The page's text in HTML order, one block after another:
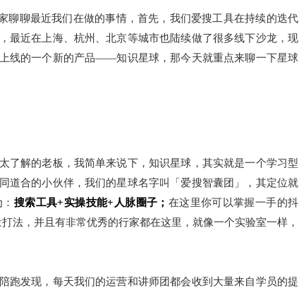
聊聊最近我们在做的事情，首先，我们爱搜工具在持续的迭代
最近在上海、杭州、北京等城市也陆续做了很多线下沙龙，现
线的一个新的产品——知识星球，那今天就重点来聊一下星球
了解的老板，我简单来说下，知识星球，其实就是一个学习型
道合的小伙伴，我们的星球名字叫「爱搜智囊团」，其定位就
搜索工具+实操技能+人脉圈子； 在这里你可以掌握一手的抖
法，并且有非常优秀的行家都在这里，就像一个实验室一样，
跑发现，每天我们的运营和讲师团都会收到大量来自学员的提